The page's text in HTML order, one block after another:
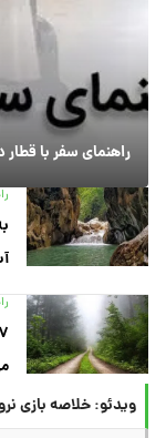
راهنمای سفر با
ویدئو: خلاصه بازی نروژ ۱ -